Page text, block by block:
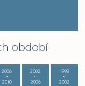
období
2006
2010
2002
2006
1998
2002